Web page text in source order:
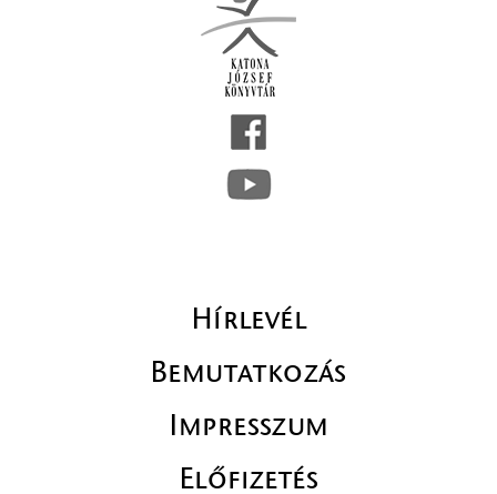
Hírlevél
Bemutatkozás
Impresszum
Előfizetés